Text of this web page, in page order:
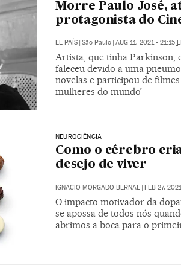
Morre Paulo José,
protagonista do
EL PAÍS São Paulo AUG 11, 2021 - 21:15
Artista, que tinha Parkinson,
faleceu devido a uma
novelas e participou de filmes
mulheres do mundo’
NEUROCIÊNCIA
Como o cérebro
desejo de viver
IGNACIO MORGADO BERNAL | FEB 27,
O impacto motivador da
se apossa de todos nós
abrimos a boca para o